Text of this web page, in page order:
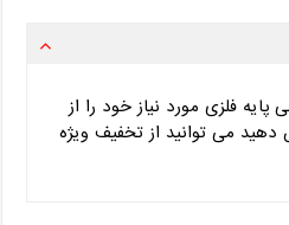
پایه فلزی مورد نیاز خود را از
می توانید از تخفیف ویژه